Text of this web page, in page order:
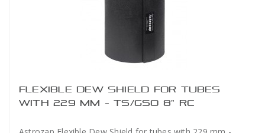
FLEXIBLE DEW SHIELD FOR TUBES
WITH 229 MM - TS/GSO 8" RC